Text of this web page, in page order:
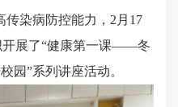
传染病防控能力，2月17
开展了“健康第一课——冬
园”系列讲座活动。